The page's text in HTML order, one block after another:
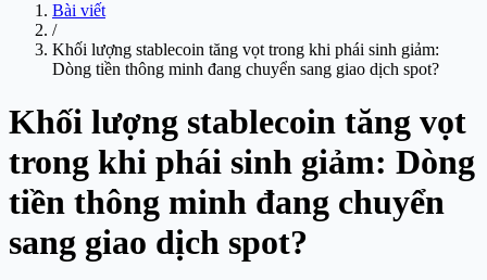
Bài viết
/
Khối lượng stablecoin tăng vọt trong khi phái sinh giảm:
Dòng tiền thông minh đang chuyển sang giao dịch spot?
Khối lượng stablecoin tăng vọt
trong khi phái sinh giảm: Dòng
tiền thông minh đang chuyển
sang giao dịch spot?